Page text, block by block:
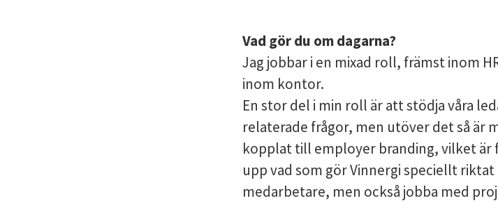
Vad gör du om dagarna?
Jag jobbar i en mixad roll, främst inom
inom kontor.
En stor del i min roll är att stödja våra
relaterade frågor, men utöver det så är
kopplat till employer branding, vilket är
upp vad som gör Vinnergi speciellt
medarbetare, men också jobba med